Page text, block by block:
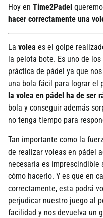
Hoy en Time2Padel
hacer correctamente una
La volea es el golpe
la pelota bote. Es uno de
práctica de pádel ya que
una bola fácil para lograr el
la volea en pádel ha de ser
bola y conseguir además
no tenga tiempo para
Tan importante como la
de realizar voleas en pádel
necesaria es
cómo hacerlo. Y es que en
correctamente, esta podrá
perjudicar nuestro juego al
facilidad y nos devuelva un